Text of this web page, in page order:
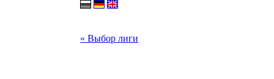
« Выбор лиги